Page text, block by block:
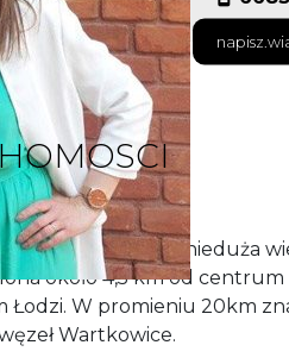
Jest to nieduża
około 4,5 km od centrum
Łodzi. W promieniu 20km
Wartkowice.